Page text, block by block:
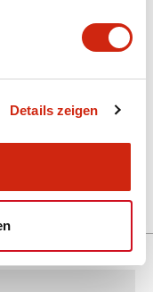
Details zeigen
& Standards